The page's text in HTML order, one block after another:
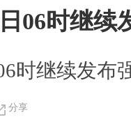
06时继
时继续发布
分享